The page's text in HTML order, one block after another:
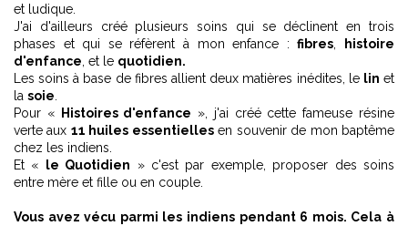
et ludique.
J'ai d'ailleurs créé plusieurs soins qui se déclinent en trois
phases et qui se réfèrent à mon enfance :fibres
histoire
d'enfance , et le quotidien.
Les soins à base de fibres allient deux matières inédites, le lin et
la soie
Pour «
Histoires d'enfance », j'ai créé cette fameuse résine
verte aux 11 huiles essentiellesen souvenir de mon baptême
chez les indiens.
Et «
le Quotidien » c'est par exemple, proposer des soins
entre mère et fille ou en couple.
Vous avez vécu parmi les indiens pendant 6 mois. Cela à